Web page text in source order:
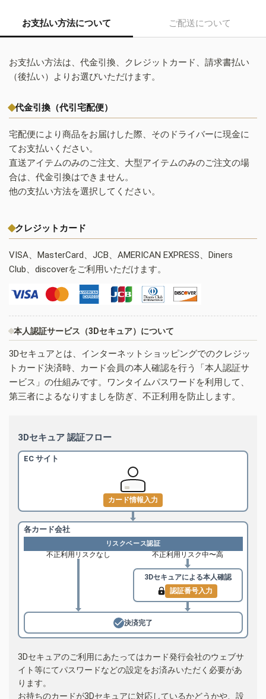
お支払い方法について ご配送について
お支払い方法は、代金引換、クレジットカード、請求書払い
（後払い）よりお選びいただけます。
代金引換（代引宅配便）
宅配便により商品をお届けした際、そのドライバーに現金に
てお支払いください。
直送アイテムのみのご注文、大型アイテムのみのご注文の場
合は、代金引換はできません。
他の支払い方法を選択してください。
クレジットカード
VISA、MasterCard、JCB、AMERICAN EXPRESS、Diners
Club、discoverをご利用いただけます。
本人認証サービス（3Dセキュア）について
3Dセキュアとは、インターネットショッピングでのクレジッ
トカード決済時、カード会員の本人確認を行う「本人認証サ
ービス」の仕組みです。ワンタイムパスワードを利用して、
第三者によるなりすましを防ぎ、不正利用を防止します。
3Dセキュア 認証フロー
EC サイト
カード情報入力
各カード会社
リスクベース認証
不正利用リスクなし 不正利用リスク中〜高
3Dセキュアによる本人確認
認証番号入力
決済完了
3Dセキュアのご利用にあたってはカード発行会社のウェブサ
イト等にてパスワードなどの設定をお済みいただく必要があ
ります。
お持ちのカードが3Dセキュアに対応しているかどうかや、設